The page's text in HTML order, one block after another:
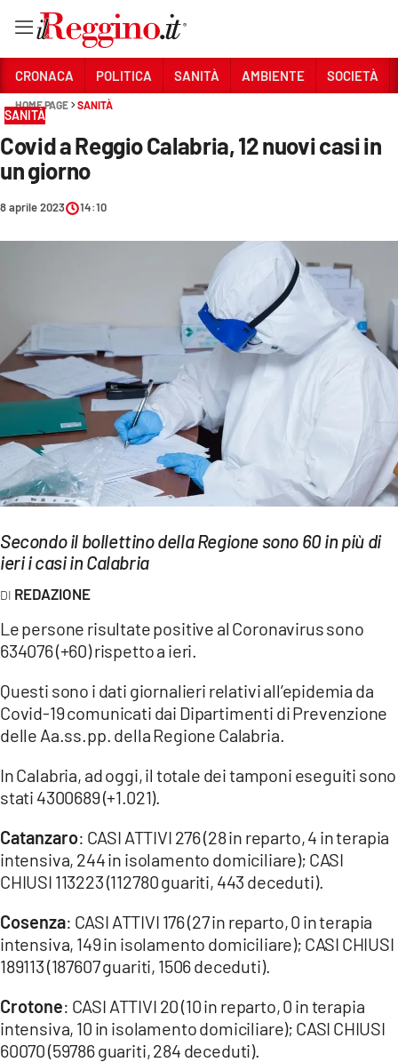
Sezioni
CRONACA
POLITICA
CULTURA
ECONOMIA E LAVORO
SPORT
Streaming
LAC TV
LACPLAY.IT
LACONAIR.IT
ILREGGINO.IT
ILVIBONESE.IT
CATANZAROCHANNEL.IT
LACAPITALENEWS.IT
CRONACA POLITICA SANITÀ AMBIENTE SOCIETÀ
HOME PAGE SANITÀ
SANITÀ
Covid a Reggio Calabria, 12 nuovi casi in
un giorno
8 aprile 2023 14:10
Secondo il bollettino della Regione sono 60 in più di
ieri i casi in Calabria
REDAZIONE
Le persone risultate positive al Coronavirus sono
634076 (+60) rispetto a ieri.
Questi sono i dati giornalieri relativi all’epidemia da
Covid-19 comunicati dai Dipartimenti di Prevenzione
delle Aa.ss.pp. della Regione Calabria.
In Calabria, ad oggi, il totale dei tamponi eseguiti sono
stati 4300689 (+1.021).
Catanzaro: CASI ATTIVI 276 (28 in reparto, 4 in terapia
intensiva, 244 in isolamento domiciliare); CASI
CHIUSI 113223 (112780 guariti, 443 deceduti).
Cosenza: CASI ATTIVI 176 (27 in reparto, 0 in terapia
intensiva, 149 in isolamento domiciliare); CASI CHIUSI
189113 (187607 guariti, 1506 deceduti).
Crotone: CASI ATTIVI 20 (10 in reparto, 0 in terapia
intensiva, 10 in isolamento domiciliare); CASI CHIUSI
60070 (59786 guariti, 284 deceduti).